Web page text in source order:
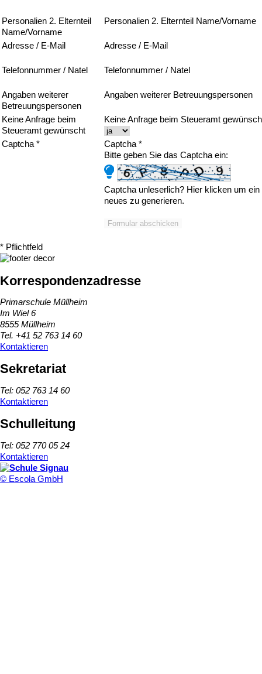
Personalien 2. Elternteil
Name/Vorname
Personalien 2. Elternteil Name/Vorname
Adresse / E-Mail Adresse / E-Mail
Telefonnummer / Natel Telefonnummer / Natel
Angaben weiterer
Betreuungspersonen
Angaben weiterer Betreuungspersonen
Keine Anfrage beim
Steueramt gewünscht
Keine Anfrage beim Steueramt
Captcha *
Captcha *
Bitte geben Sie das Captcha ein:
Captcha unleserlich? Hier klicken um ein
neues zu generieren.
* Pflichtfeld
Korrespondenzadresse
Primarschule Müllheim
Im Wiel 6
8555 Müllheim
Tel. +41 52 763 14 60
Kontaktieren
Sekretariat
Tel: 052 763 14 60
Kontaktieren
Schulleitung
Tel: 052 770 05 24
Kontaktieren
© Escola GmbH